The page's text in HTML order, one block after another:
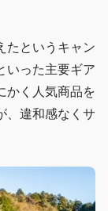
たというキャン
いった主要ギア
かく人気商品を
、違和感なくサ